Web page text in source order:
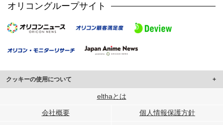
オリコングループサイト
クッキーの使用について
このサイトでは Cookie を使用して、ユーザーに合わせたコンテンツや広告の
行っています。
elthaとは
会社概要 個人情報保護方針